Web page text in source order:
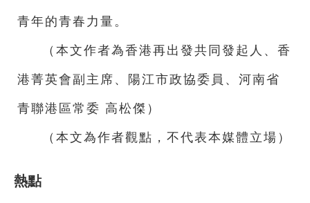
青年的青春力量。
（本文作者為香港再出發共同發起人、香
港菁英會副主席、陽江市政協委員、河南省
青聯港區常委 高松傑）
（本文為作者觀點，不代表本媒體立場）
熱點